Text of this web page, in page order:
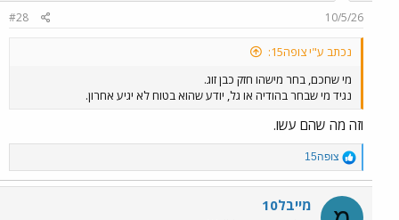
s
10/5/26
#28
נכתב ע"י צופה15:
מי שחכם, בחר מישהו חזק כבן זוג.
נגיד מי שבחר בהודיה או גל, יודע שהוא בטוח לא יגיע אחרון.
וזה מה שהם עשו.
R
e
a
c
t
צופה15
מייבל10